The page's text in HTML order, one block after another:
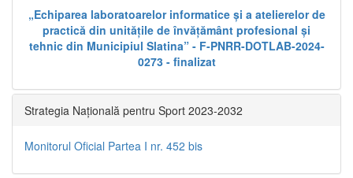
„Echiparea laboratoarelor informatice și a atelierelor de
practică din unitățile de învățământ profesional și
tehnic din Municipiul Slatina” - F-PNRR-DOTLAB-2024-
0273 - finalizat
Strategia Națională pentru Sport 2023-2032
Monitorul Oficial Partea I nr. 452 bis